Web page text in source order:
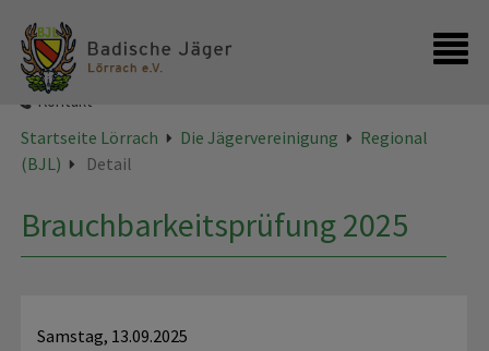
Startseite
Kontakt
Startseite Lörrach Die Jägervereinigung
Regional
(BJL)
Detail
Brauchbarkeitsprüfung 2025
Samstag, 13.09.2025